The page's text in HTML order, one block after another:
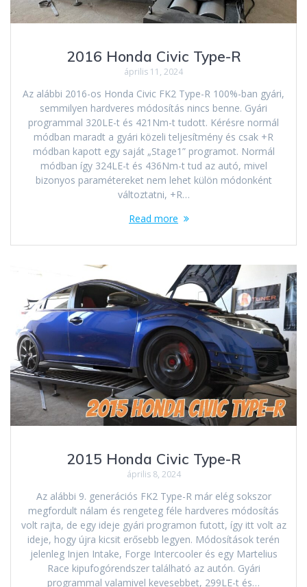
2016 Honda Civic Type-R
április 11, 2024
Az alábbi 2016-os Honda Civic FK2 Type-R 100%-ban gyári,
semmilyen hardveres módosítás nincs benne. Gyári
programmal 320LE-t és 421Nm-t tudott. Kérésre normál
módban maradt a gyári közeli teljesítmény és csak +R
módban kapott egy saját „Stage1” programot. Normál
módban így 324LE-t és 436Nm-t tud az autó, mivel
bizonyos paramétereket nem lehet külön módonként
változtatni, +R…
Read more
2015 Honda Civic Type-R
április 8, 2024
Az alábbi 9. generációs FK2 Type-R már elég sokszor
megfordult nálam és rengeteg féle hardveres módosítás
volt rajta, de egy ideje gyári programon futott, így itt volt az
ideje, hogy újra kicsit erősebb legyen. Módosítások terén
jelenleg Injen Intake, Forge Intercooler és egy Martelius
Race kipufogórendszer található az autón. Gyári
programmal valamivel kevesebbet, 299LE-t és…